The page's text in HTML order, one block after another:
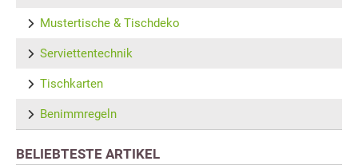
Mustertische & Tischdeko
Serviettentechnik
Tischkarten
Benimmregeln
BELIEBTESTE ARTIKEL